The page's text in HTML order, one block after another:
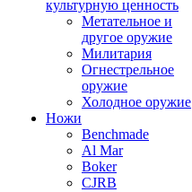
культурную ценность
Метательное и
другое оружие
Милитария
Огнестрельное
оружие
Холодное оружие
Ножи
Benchmade
Al Mar
Boker
CJRB